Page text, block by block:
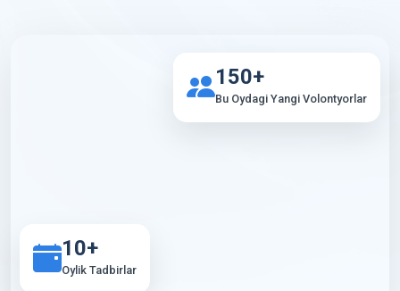
150+
Bu Oydagi Yangi Volontyorlar
10+
Oylik Tadbirlar